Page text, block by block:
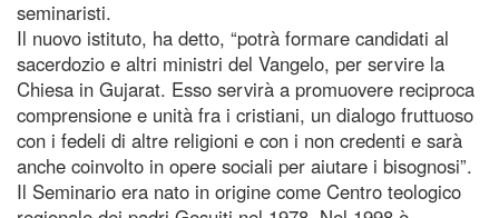
seminaristi.
Il nuovo istituto, ha detto, “potrà formare candidati al
sacerdozio e altri ministri del Vangelo, per servire la
Chiesa in Gujarat. Esso servirà a promuovere reciproca
comprensione e unità fra i cristiani, un dialogo fruttuoso
con i fedeli di altre religioni e con i non credenti e sarà
anche coinvolto in opere sociali per aiutare i bisognosi”.
Il Seminario era nato in origine come Centro teologico